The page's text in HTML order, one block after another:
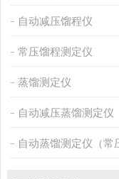
自动减压馏程仪
常压馏程测定仪
蒸馏测定仪
自动减压蒸馏测定仪
自动蒸馏测定仪（常